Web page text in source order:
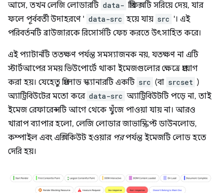
আসে, তখন লেজি লোডারটি data- প্রিফিক্সটি সরিয়ে দেয়, যার
ফলে পূর্ববর্তী উদাহরণে ' data-src হয়ে যায় src '। এই
পরিবর্তনটি ব্রাউজারকে রিসোর্সটি ফেচ করতে উৎসাহিত করে।
এই প্যাটার্নটি ততক্ষণ পর্যন্ত সমস্যাজনক নয়, যতক্ষণ না এটি
স্টার্টআপের সময় ভিউপোর্টে থাকা ইমেজগুলোর ক্ষেত্রে প্রয়োগ
করা হয়। যেহেতু প্রিলোড স্ক্যানারটি একটি src (বা srcset )
অ্যাট্রিবিউটের মতো করে data-src অ্যাট্রিবিউটটি পড়ে না, তাই
ইমেজ রেফারেন্সটি আগে থেকে খুঁজে পাওয়া যায় না। আরও
খারাপ ব্যাপার হলো, লেজি লোডার জাভাস্ক্রিপ্ট ডাউনলোড,
কম্পাইল এবং এক্সিকিউট হওয়ার পরপর্যন্ত ইমেজটি লোড হতে
দেরি হয়।